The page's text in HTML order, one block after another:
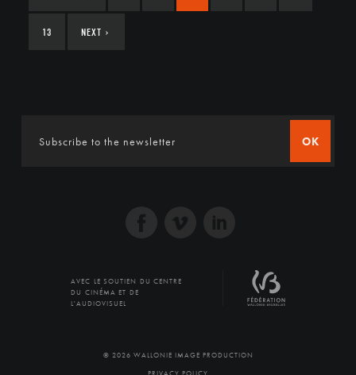
13 NEXT ›
OK
AVEC LE SOUTIEN DU CENTRE
DU CINÉMA ET DE
L'AUDIOVISUEL
© 2026 WALLONIE IMAGE PRODUCTION